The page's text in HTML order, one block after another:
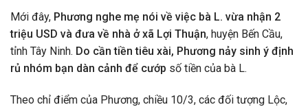
Mới đây, Phương nghe mẹ nói về việc bà L. vừa nhận 2
triệu USD và đưa về nhà ở xã Lợi Thuận, huyện Bến Cầu,
tỉnh Tây Ninh. Do cần tiền tiêu xài, Phương nảy sinh ý định
rủ nhóm bạn dàn cảnh để cướp số tiền của bà L.
Theo chỉ điểm của Phương, chiều 10/3, các đối tượng Lộc,